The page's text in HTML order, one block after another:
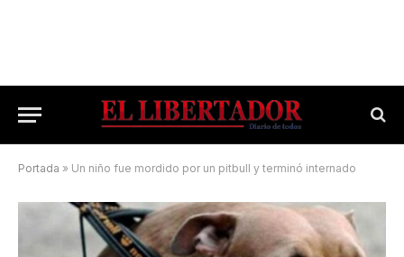
Portada » Un niño fue mordido por un pitbull y terminó internado